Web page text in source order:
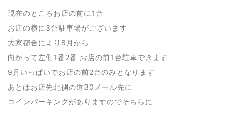
現在のところお店の前に1台
お店の横に3台駐車場がございます
大家都合により8月から
向かって左側1番2番 お店の前1台駐車できます
9月いっぱいでお店の前2台のみとなります
あとはお店先北側の道30メール先に
コインパーキングがありますのでそちらに